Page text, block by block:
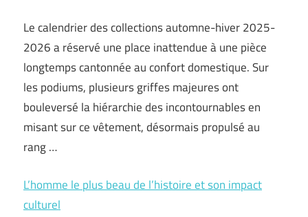
Le calendrier des collections automne-hiver 2025-
2026 a réservé une place inattendue à une pièce
longtemps cantonnée au confort domestique. Sur
les podiums, plusieurs griffes majeures ont
bouleversé la hiérarchie des incontournables en
misant sur ce vêtement, désormais propulsé au
rang …
L’homme le plus beau de l’histoire et son impact
culturel